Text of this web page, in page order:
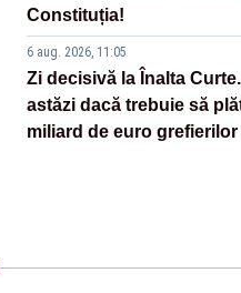
Constituția!
6 aug. 2026, 11:05
Zi decisivă la Înalta
astăzi dacă trebuie să
miliard de euro grefierilor